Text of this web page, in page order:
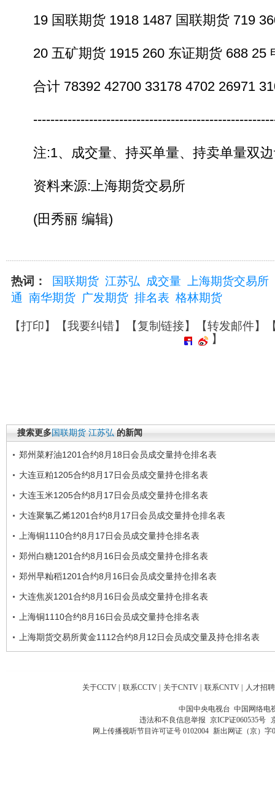
19 国联期货 1918 1487 国联期货 719
20 五矿期货 1915 260 东证期货 688 25
合计 78392 42700 33178 4702 26971
注:1、成交量、持买单量、持卖单量双边
资料来源:上海期货交易所
(田秀丽 编辑)
热词： 国联期货 江苏弘 成交量
上海期货交易所
通 南华期货 广发期货 排名表 格林期货
【打印】【我要纠错】【复制链接】【转发邮件】
】
搜索更多国联期货 江苏弘 的新闻
郑州菜籽油1201合约8月18日会员成交量持仓排名表
大连豆粕1205合约8月17日会员成交量持仓排名表
大连玉米1205合约8月17日会员成交量持仓排名表
大连聚氯乙烯1201合约8月17日会员成交量持仓排名表
上海铜1110合约8月17日会员成交量持仓排名表
郑州白糖1201合约8月16日会员成交量持仓排名表
郑州早籼稻1201合约8月16日会员成交量持仓排名表
大连焦炭1201合约8月16日会员成交量持仓排名表
上海铜1110合约8月16日会员成交量持仓排名表
上海期货交易所黄金1112合约8月12日会员成交量及持仓排名表
关于CCTV | 联系CCTV | 关于CNTV | 联系CNTV | 人才招聘
中国中央电视台 中国网络电
违法和不良信息举报 京ICP证060535号
网上传播视听节目许可证号 0102004 新出网证（京）